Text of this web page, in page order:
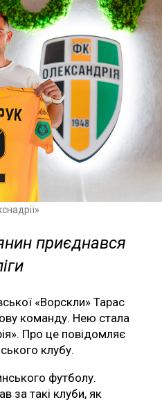
приєднався
«Ворскли» Тарас
команду. Нею стала
Про це повідомляє
клубу.
футболу.
за такі клуби, як